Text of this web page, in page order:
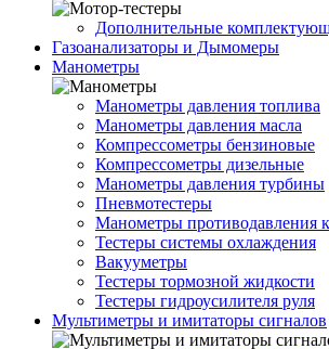
Дополнительные
Газоанализаторы и Дымомеры
Манометры
Манометры давления топлива
Манометры давления масла
Компрессометры бензиновые
Компрессометры дизельные
Манометры давления турбины
Пневмотестеры
Манометры противодавления
Тестеры системы охлаждения
Вакууметры
Тестеры тормозной жидкости
Тестеры гидроусилителя руля
Мультиметры и имитаторы сигналов